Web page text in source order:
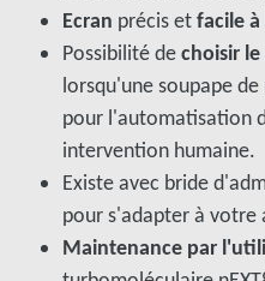
Ecran précis etfacile
Possibilité dechoisir
lorsqu'une soupape
pour l'automatisation
intervention humaine.
Existe avec bride
pour s'adapter à votre
Maintenance par